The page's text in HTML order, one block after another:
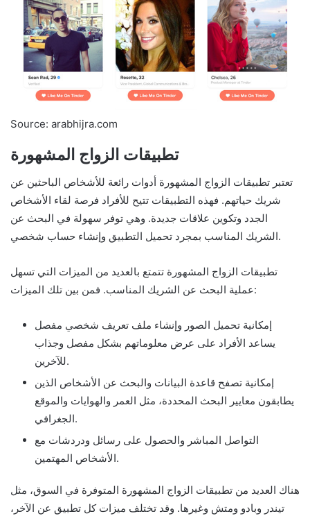
Source: arabhijra.com
تطبيقات الزواج المشهورة
تعتبر تطبيقات الزواج المشهورة أدوات رائعة للأشخاص الباحثين عن
شريك حياتهم. فهذه التطبيقات تتيح للأفراد فرصة لقاء الأشخاص
الجدد وتكوين علاقات جديدة. وهي توفر سهولة في البحث عن
الشريك المناسب بمجرد تحميل التطبيق وإنشاء حساب شخصي.
تطبيقات الزواج المشهورة تتمتع بالعديد من الميزات التي تسهل
عملية البحث عن الشريك المناسب. فمن بين تلك الميزات:
إمكانية تحميل الصور وإنشاء ملف تعريف شخصي مفصل
يساعد الأفراد على عرض معلوماتهم بشكل مفصل وجذاب
للآخرين.
إمكانية تصفح قاعدة البيانات والبحث عن الأشخاص الذين
يطابقون معايير البحث المحددة، مثل العمر والهوايات والموقع
الجغرافي.
التواصل المباشر والحصول على رسائل ودردشات مع
الأشخاص المهتمين.
هناك العديد من تطبيقات الزواج المشهورة المتوفرة في السوق، مثل
تيندر وبادو ومتش وغيرها. وقد تختلف ميزات كل تطبيق عن الآخر،